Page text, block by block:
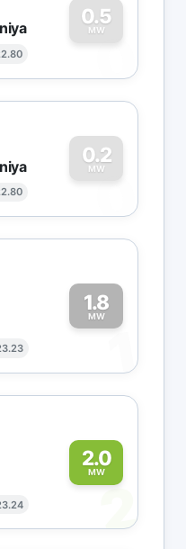
0.5
MW
0
0.2
MW
0
1.8
MW
1
2.0
MW
2